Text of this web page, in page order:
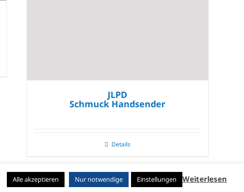
JLPD
Schmuck Handsender
Details
Alle akzeptieren Nur notwendige Einstellungen Weiterlesen